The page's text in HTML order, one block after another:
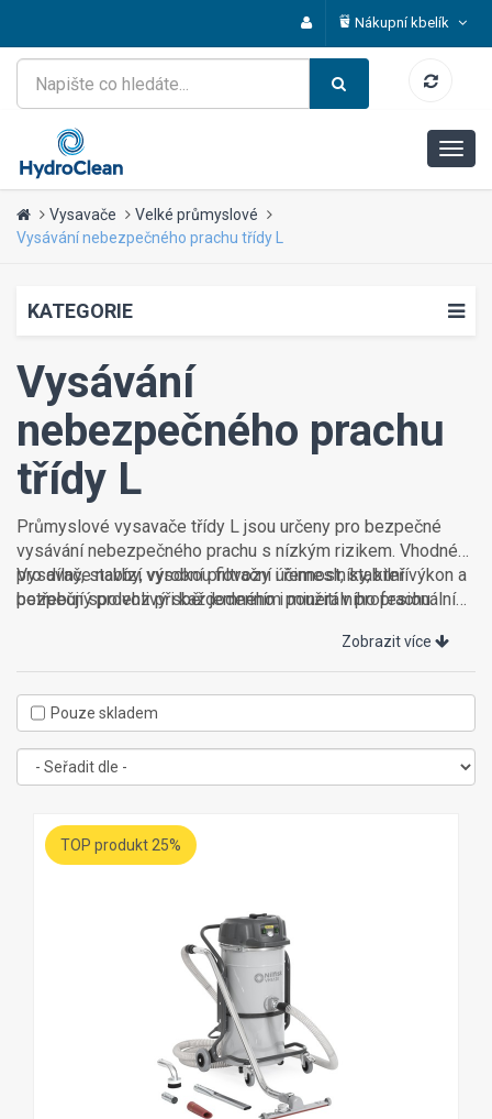
Nákupní kbelík
Vysavače
Velké průmyslové
Vysávání nebezpečného prachu třídy L
KATEGORIE
Vysávání
nebezpečného prachu
třídy L
Průmyslové vysavače třídy L jsou určeny pro bezpečné
vysávání nebezpečného prachu s nízkým rizikem. Vhodné
pro dílny, stavby, výrobní provozy i řemeslníky, kteří
potřebují spolehlivý sběr jemného i minerálního prachu.
Vysavače nabízí vysokou filtrační účinnost, stabilní výkon a
bezpečný provoz při každodenním použití v profesionálním
Zobrazit více
Pouze skladem
TOP produkt 25%